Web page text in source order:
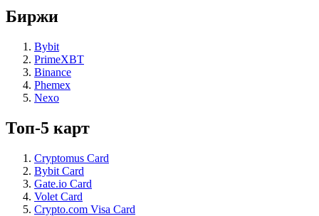
Биржи
Bybit
PrimeXBT
Binance
Phemex
Nexo
Топ-5 карт
Cryptomus Card
Bybit Card
Gate.io Card
Volet Card
Crypto.com Visa Card